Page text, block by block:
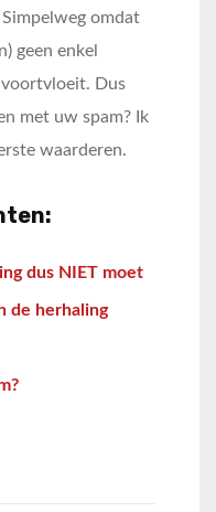
omdat
geen enkel
Dus
met uw spam? Ik
waarderen.
dus NIET moet
de herhaling